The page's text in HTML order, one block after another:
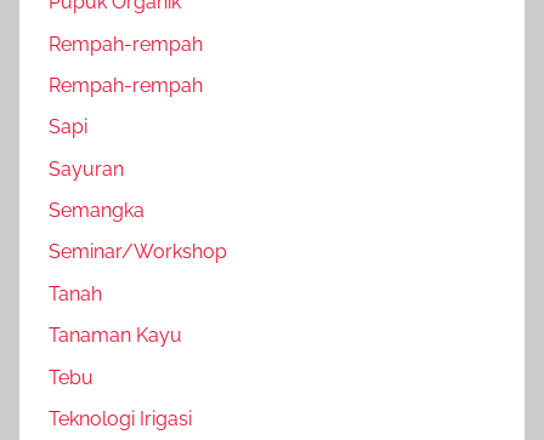
Rempah-rempah
Rempah-rempah
Sapi
Sayuran
Semangka
Seminar/Workshop
Tanah
Tanaman Kayu
Tebu
Teknologi Irigasi